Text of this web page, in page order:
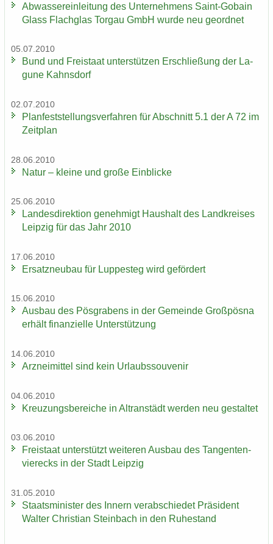
Ab­was­ser­ein­lei­tung des Un­ter­neh­mens Saint-​Gobain
Glass Flach­glas Tor­gau GmbH wurde neu ge­ord­net
05.07.2010
Bund und Frei­staat un­ter­stüt­zen Er­schlie­ßung der La­
gu­ne Kahns­dorf
02.07.2010
Plan­fest­stel­lungs­ver­fah­ren für Ab­schnitt 5.1 der A 72 im
Zeit­plan
28.06.2010
Natur – klei­ne und große Ein­bli­cke
25.06.2010
Lan­des­di­rek­ti­on ge­neh­migt Haus­halt des Land­krei­ses
Leip­zig für das Jahr 2010
17.06.2010
Er­satz­neu­bau für Lup­pe­steg wird ge­för­dert
15.06.2010
Aus­bau des Pös­gra­bens in der Ge­mein­de Groß­pös­na
er­hält fi­nan­zi­el­le Un­ter­stüt­zung
14.06.2010
Arz­nei­mit­tel sind kein Ur­laubs­sou­ve­nir
04.06.2010
Kreu­zungs­be­rei­che in Altran­städt wer­den neu ge­stal­tet
03.06.2010
Frei­staat un­ter­stützt wei­te­ren Aus­bau des Tan­gen­ten­
vier­ecks in der Stadt Leip­zig
31.05.2010
Staats­mi­nis­ter des In­nern ver­ab­schie­det Prä­si­dent
Wal­ter Chris­ti­an Stein­bach in den Ru­he­stand